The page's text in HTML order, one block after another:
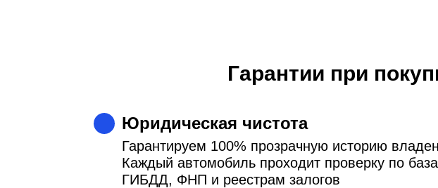
Гарантии при
Юридическая чистота
Гарантируем 100% прозрачную историю
Каждый автомобиль проходит проверку по
ГИБДД, ФНП и реестрам залогов